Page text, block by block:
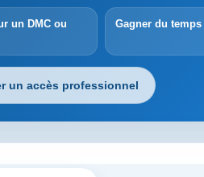
un DMC ou
Gagner du
un accès professionnel